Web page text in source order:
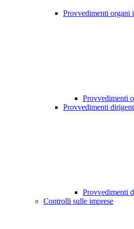
Provvedimenti organi
Provvedimenti
Provvedimenti
Provvedimenti
Controlli sulle imprese